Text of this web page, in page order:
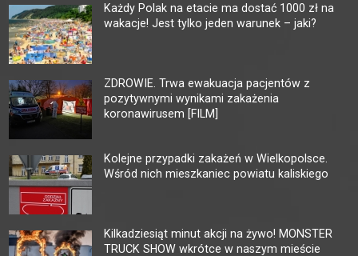
Każdy Polak na etacie ma dostać 1000 zł na
wakacje! Jest tylko jeden warunek – jaki?
ZDROWIE. Trwa ewakuacja pacjentów z
pozytywnymi wynikami zakażenia
koronawirusem [FILM]
Kolejne przypadki zakażeń w Wielkopolsce.
Wśród nich mieszkaniec powiatu kaliskiego
Kilkadziesiąt minut akcji na żywo! MONSTER
TRUCK SHOW wkrótce w naszym mieście